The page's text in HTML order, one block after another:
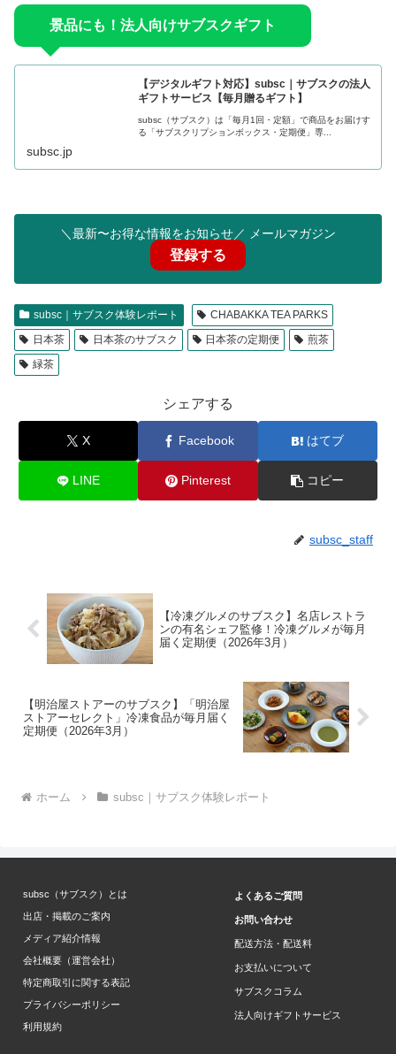
景品にも！法人向けサブスクギフト
【デジタルギフト対応】subsc｜サブスクの法人
ギフトサービス【毎月贈るギフト】
subsc（サブスク）は「毎月1回・定額」で商品をお届けす
る「サブスクリプションボックス・定期便」専...
subsc.jp
＼最新〜お得な情報をお知らせ／ メールマガジン
登録する
subsc｜サブスク体験レポート
CHABAKKA TEA PARKS
日本茶
日本茶のサブスク 日本茶の定期便
煎茶
緑茶
シェアする
X Facebook はてブ
LINE Pinterest コピー
subsc_staff
【冷凍グルメのサブスク】名店レストラ
ンの有名シェフ監修！冷凍グルメが毎月
届く定期便（2026年3月）
【明治屋ストアーのサブスク】「明治屋
ストアーセレクト」冷凍食品が毎月届く
定期便（2026年3月）
ホーム subsc｜サブスク体験レポート
subsc（サブスク）とは
出店・掲載のご案内
メディア紹介情報
会社概要（運営会社）
特定商取引に関する表記
プライバシーポリシー
利用規約
よくあるご質問
お問い合わせ
配送方法・配送料
お支払いについて
サブスクコラム
法人向けギフトサービス